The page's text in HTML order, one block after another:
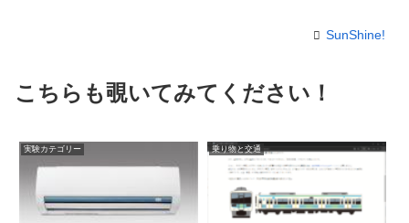
SunShine!
こちらも覗いてみてください！
実験カテゴリー 乗り物と交通